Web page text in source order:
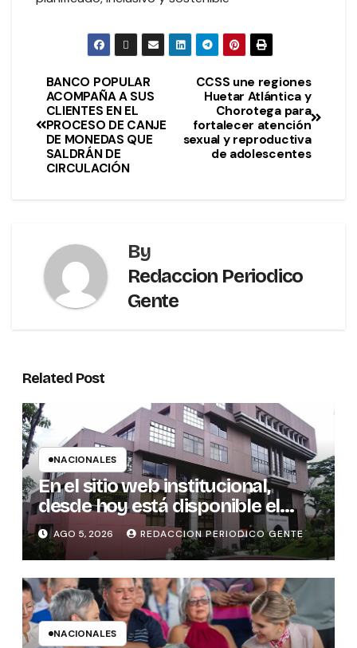
CCSS une regiones
Huetar Atlántica y
Chorotega para
fortalecer atención
sexual y reproductiva
de adolescentes
BANCO POPULAR
ACOMPAÑA A SUS
CLIENTES EN EL
PROCESO DE CANJE
DE MONEDAS QUE
SALDRÁN DE
CIRCULACIÓN
By
Redaccion Periodico
Gente
Related Post
NACIONALES
En el sitio web institucional,
desde hoy está disponible el
sistema “Matrimonio en Línea”
para los notarios del país
AGO 5, 2026 REDACCION PERIODICO GENTE
NACIONALES